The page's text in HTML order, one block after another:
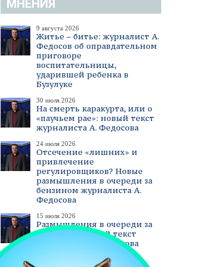
МНЕНИЯ
9 августа 2026
Житье – битье: журналист А.
Федосов об оправдательном
приговоре
воспитательницы,
ударившей ребенка в
Бузулуке
30 июля 2026
На смерть каракурта, или о
«паучьем рае»: новый текст
журналиста А. Федосова
24 июля 2026
Отсечение «лишних» и
привлечение
регулировщиков? Новые
размышления в очереди за
бензином журналиста А.
Федосова
15 июля 2026
Размышления в очереди за
бензином. Новый текст
журналиста А. Федосова
смотреть все